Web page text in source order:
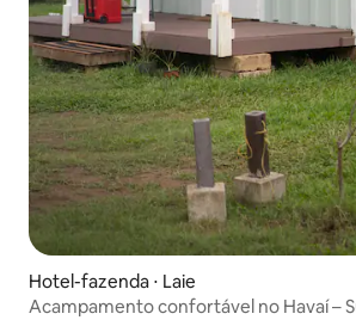
Hotel-fazenda ⋅ Laie
Acampamento confortável no Havaí –